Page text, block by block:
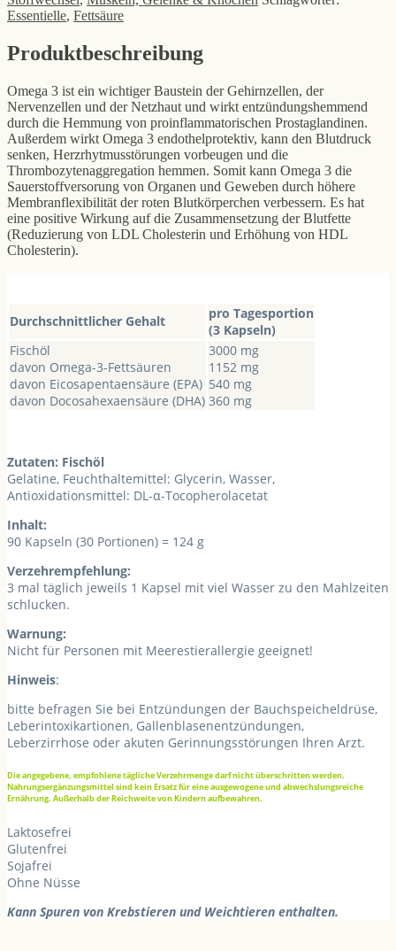
Essentielle, Fettsäure
Produktbeschreibung
Omega 3 ist ein wichtiger Baustein der Gehirnzellen, der
Nervenzellen und der Netzhaut und wirkt entzündungshemmend
durch die Hemmung von proinflammatorischen Prostaglandinen.
Außerdem wirkt Omega 3 endothelprotektiv, kann den Blutdruck
senken, Herzrhytmusstörungen vorbeugen und die
Thrombozytenaggregation hemmen. Somit kann Omega 3 die
Sauerstoffversorung von Organen und Geweben durch höhere
Membranflexibilität der roten Blutkörperchen verbessern. Es hat
eine positive Wirkung auf die Zusammensetzung der Blutfette
(Reduzierung von LDL Cholesterin und Erhöhung von HDL
Cholesterin).
Durchschnittlicher Gehalt
pro Tagesportion
(3 Kapseln)
Fischöl
davon Omega-3-Fettsäuren
davon Eicosapentaensäure (EPA)
davon Docosahexaensäure (DHA)
3000 mg
1152 mg
540 mg
360 mg
Zutaten: Fischöl
Gelatine, Feuchthaltemittel: Glycerin, Wasser,
Antioxidationsmittel: DL-α-Tocopherolacetat
Inhalt:
90 Kapseln (30 Portionen) = 124 g
Verzehrempfehlung:
3 mal täglich jeweils 1 Kapsel mit viel Wasser zu den Mahlzeiten
schlucken.
Warnung:
Nicht für Personen mit Meerestierallergie geeignet!
Hinweis:
bitte befragen Sie bei Entzündungen der Bauchspeicheldrüse,
Leberintoxikartionen, Gallenblasenentzündungen,
Leberzirrhose oder akuten Gerinnungsstörungen Ihren Arzt.
Die angegebene, empfohlene tägliche Verzehrmenge darf nicht überschritten werden.
Nahrungsergänzungsmittel sind kein Ersatz für eine ausgewogene und abwechslungsreiche
Ernährung. Außerhalb der Reichweite von Kindern aufbewahren.
Laktosefrei
Glutenfrei
Sojafrei
Ohne Nüsse
Kann Spuren von Krebstieren und Weichtieren enthalten.